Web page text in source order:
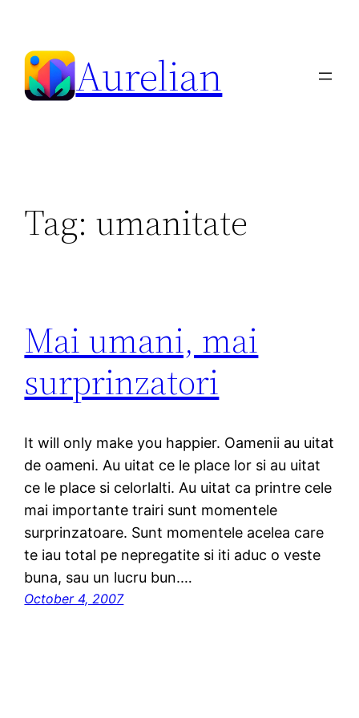
content
Aurelian
Tag: umanitate
Mai umani, mai
surprinzatori
It will only make you happier. Oamenii au uitat
de oameni. Au uitat ce le place lor si au uitat
ce le place si celorlalti. Au uitat ca printre cele
mai importante trairi sunt momentele
surprinzatoare. Sunt momentele acelea care
te iau total pe nepregatite si iti aduc o veste
buna, sau un lucru bun.…
October 4, 2007